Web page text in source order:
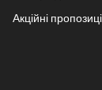
Акційні